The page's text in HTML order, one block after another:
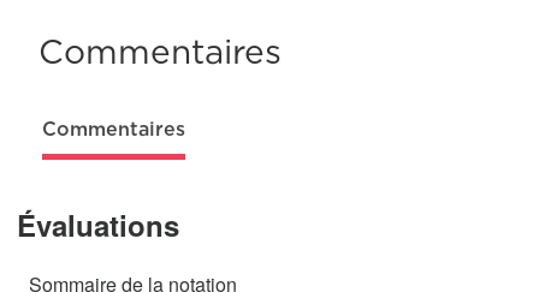
Commentaires
Commentaires